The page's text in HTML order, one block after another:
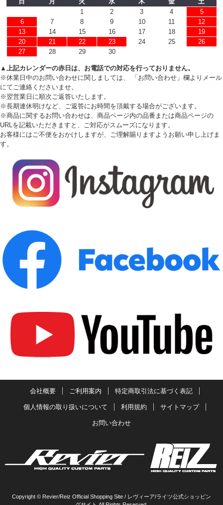
1
2 3 4
5
6
7 8 9 10 11
12
13
14 15 16 17 18
19
20
21 22 23 24 25
26
27
28 29 30
▲上記カレンダーの赤日は、お電話での対応を行っておりません。
※休業日中のお問い合わせに関しましては、 「お問い合わせ」欄よりメール
にてご連絡くださいませ。
※翌営業日に順次ご返答いたします。
※長期連休明けなど、ご返答にお時間を頂戴する場合がございます。
※商品に関するお問い合わせは、商品ページ内の品番または商品ページの
URLを記載いただきますと、ご対応がスムーズになります。
お客様にはご不便をおかけしますが、ご理解賜りますようお願い申し上げま
す。
会社概要 ご利用案内 特定商取引法に基づく表記
個人情報の取り扱いについて 利用規約 サイトマップ
お問い合わせ
Copyright © Revier/Reiz Official Shopping Site / レヴィーア/ライツ公式ショッピン